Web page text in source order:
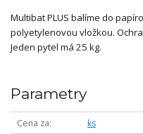
Multibat PLUS balíme do
polyetylenovou vložkou.
Jeden pytel má 25 kg.
Parametry
Cena za
ks